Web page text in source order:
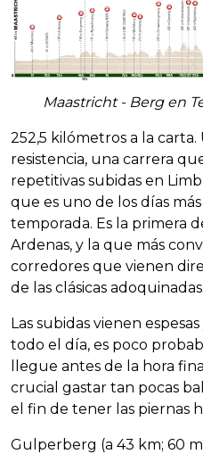
Maastricht - Berg en
252,5 kilómetros a la
resistencia, una carrera
repetitivas subidas en
que es uno de los días
temporada. Es la primera
Ardenas, y la que más
corredores que vienen
de las clásicas adoquinadas.
Las subidas vienen
todo el día, es poco
llegue antes de la hora
crucial gastar tan pocas
el fin de tener las piernas
Gulperberg (a 43 km; 60